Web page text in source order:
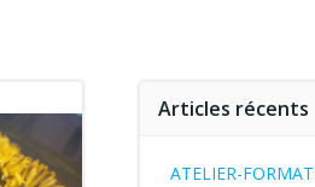
Articles récents
ATELIER-